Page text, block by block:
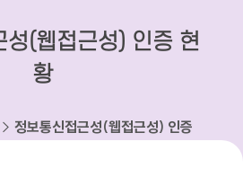
성(웹접근성) 인증 현
황
정보통신접근성(웹접근성) 인증